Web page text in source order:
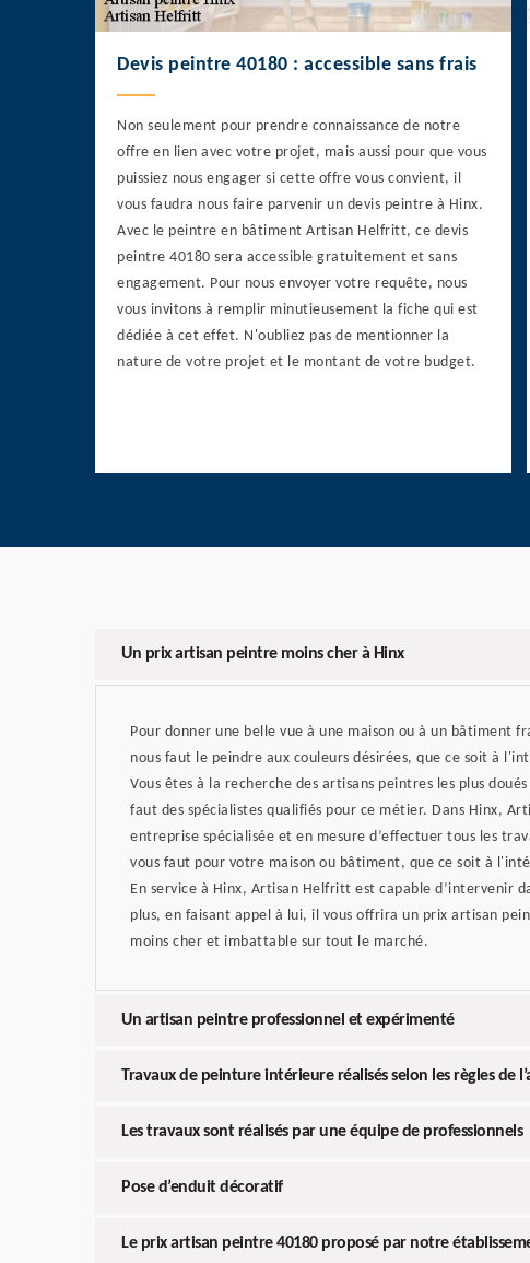
Devis peintre 40180 : accessible sans frais
Non seulement pour prendre connaissance de notre
offre en lien avec votre projet, mais aussi pour que vous
puissiez nous engager si cette offre vous convient, il
vous faudra nous faire parvenir un devis peintre à Hinx.
Avec le peintre en bâtiment Artisan Helfritt, ce devis
peintre 40180 sera accessible gratuitement et sans
engagement. Pour nous envoyer votre requête, nous
vous invitons à remplir minutieusement la fiche qui est
dédiée à cet effet. N'oubliez pas de mentionner la
nature de votre projet et le montant de votre budget.
Un prix artisan peintre moins cher à Hinx
Pour donner une belle vue à une maison ou à un bâtiment
nous faut le peindre aux couleurs désirées, que ce soit à
Vous êtes à la recherche des artisans peintres les plus
faut des spécialistes qualifiés pour ce métier. Dans Hinx,
entreprise spécialisée et en mesure d’effectuer tous les
vous faut pour votre maison ou bâtiment, que ce soit à
En service à Hinx, Artisan Helfritt est capable d’intervenir
plus, en faisant appel à lui, il vous offrira un prix artisan
moins cher et imbattable sur tout le marché.
Un artisan peintre professionnel et expérimenté
Travaux de peinture intérieure réalisés selon les règles de
Les travaux sont réalisés par une équipe de professionnels
Pose d’enduit décoratif
Le prix artisan peintre 40180 proposé par notre